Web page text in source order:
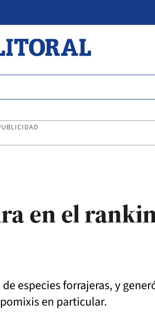
en el
especies forrajeras, y
en particular.